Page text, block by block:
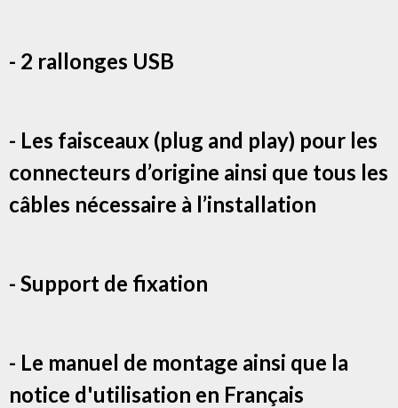
- 2 rallonges USB
- Les faisceaux (plug and play) pour les
connecteurs d’origine ainsi que tous les
câbles nécessaire à l’installation
- Support de fixation
- Le manuel de montage ainsi que la
notice d'utilisation en Français